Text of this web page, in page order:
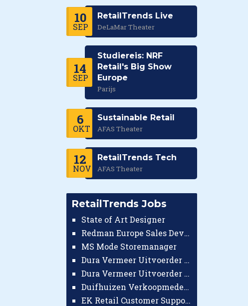
10
SEP
RetailTrends Live
DeLaMar Theater
14
SEP
Studiereis: NRF
Retail's Big Show
Europe
Parijs
6
OKT
Sustainable Retail
AFAS Theater
12
NOV
RetailTrends Tech
AFAS Theater
RetailTrends Jobs
State of Art Designer
Redman Europe Sales Developer (Europe)
MS Mode Storemanager
Dura Vermeer Uitvoerder GWW Amsterdam
Dura Vermeer Uitvoerder Civiel Nijmegen
Duifhuizen Verkoopmedewerker Ridderkerk
EK Retail Customer Support Omnichannel